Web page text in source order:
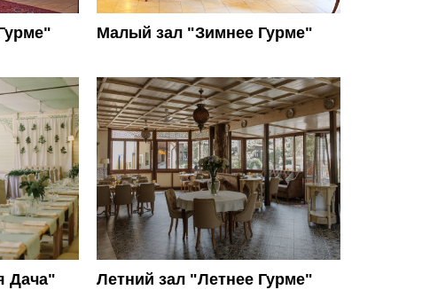
Малый зал "Зимнее Гурме"
Дача" Летний зал "Летнее Гурме"